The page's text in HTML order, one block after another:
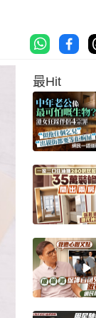
最Hit